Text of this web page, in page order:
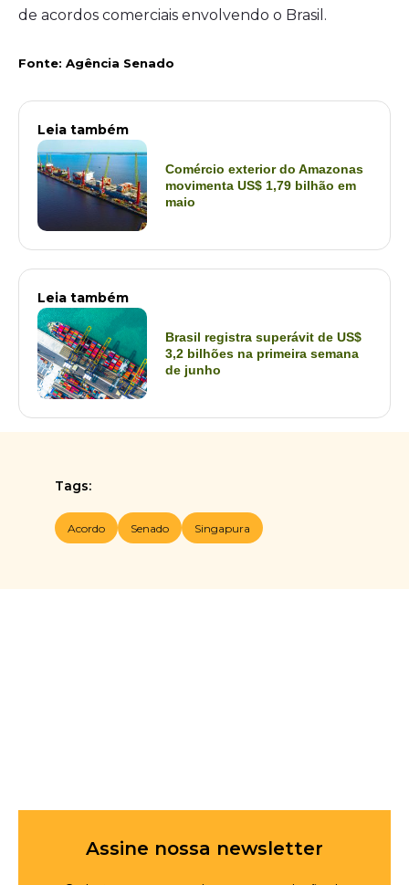
de acordos comerciais envolvendo o Brasil.
Fonte: Agência Senado
Leia também
Comércio exterior do Amazonas
movimenta US$ 1,79 bilhão em
maio
Leia também
Brasil registra superávit de US$
3,2 bilhões na primeira semana
de junho
Tags:
Acordo Senado Singapura
Assine nossa newsletter